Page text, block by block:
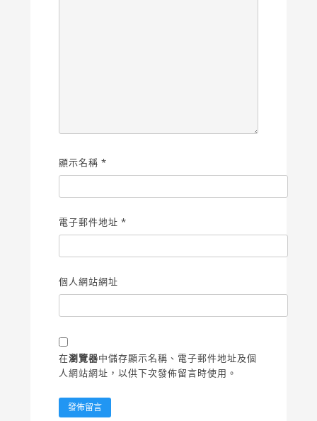
顯示名稱 *
電子郵件地址 *
個人網站網址
在瀏覽器中儲存顯示名稱、電子郵件地址及個
人網站網址，以供下次發佈留言時使用。